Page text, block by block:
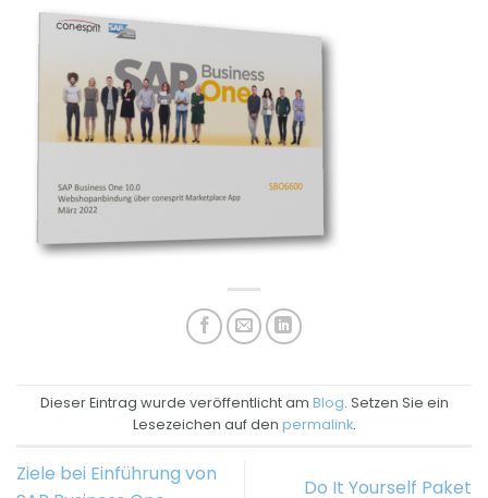
Dieser Eintrag wurde veröffentlicht am Blog. Setzen Sie ein
Lesezeichen auf den permalink.
Ziele bei Einführung von
Do It Yourself Paket